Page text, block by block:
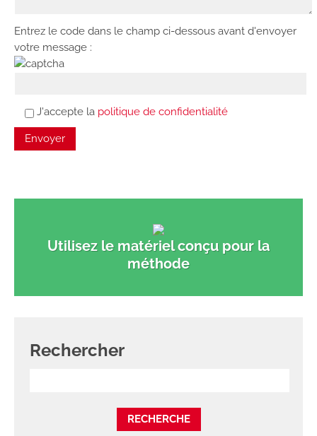
Entrez le code dans le champ ci-dessous avant d'envoyer
votre message :
J'accepte la politique de confidentialité
Utilisez le matériel conçu pour la
méthode
Rechercher